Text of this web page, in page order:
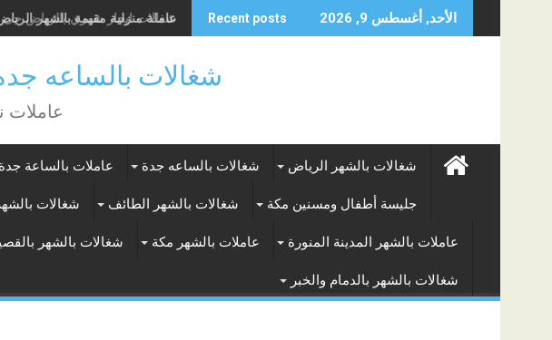
to
الأحد, أغسطس 9, 2026 Recent posts عاملة منزلية مقيمة بالشهر الرياض
شغالات ايجار شهري بالرياض حى لبن
شغالات بالساعه جده 0508514839-
عاملات
شغالات بالشهر الرياض شغالات بالساعه جدة عاملات بالساعة جدة
جليسة أطفال ومسنين مكة شغالات بالشهر الطائف شغالات
عاملات بالشهر المدينة المنورة عاملات بالشهر مكة شغالات بالشهر
شغالات بالشهر بالدمام والخبر